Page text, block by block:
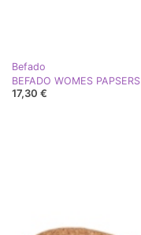
Befado
BEFADO WOMES
17,30 €